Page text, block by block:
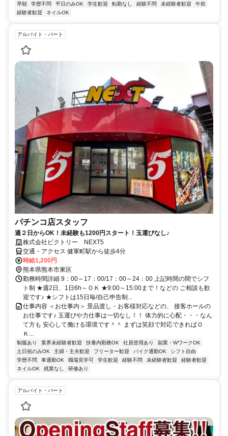
早朝
学歴不問 平日のみOK 学生歓迎 転勤なし 経験不問 未経験者歓迎
午前
経験者歓迎
ネイルOK
アルバイト・パート
パチンコ店スタッフ
週２日からOK！未経験も1200円スタート！玉運びなし♪
株式会社ビクトリー NEXT5
交通・アクセス 健軍町駅から徒歩4分
時給1,200円
熊本県熊本市東区
勤務時間詳細 9：00～17：00/17：00～24：00 上記時間の間でシフ
ト制 ★週2日、1日6h～ＯＫ ★9:00～15:00まで！などの ご相談も歓
迎です♪ ★シフトは15日毎/自己申告制...
仕事内容 ＜お仕事内＞ 景品渡し・お客様対応などの、 接客ホールの
お仕事です♪ 玉運びや力仕事は一切なし！！ 体力的に心配・・・なん
て方も 安心して働ける環境です＾＾ まずは笑顔で対応できればＯ
Ｋ...
制服あり 業界未経験者歓迎 扶養内勤務OK 社員登用あり
副業・WワークOK
土日祝のみOK
主婦・主夫歓迎 フリーター歓迎 バイク通勤OK
シフト自由
学歴不問
車通勤OK 職場見学可 学生歓迎 経験不問 未経験者歓迎
経験者歓迎
ネイルOK
残業なし 研修あり
アルバイト・パート